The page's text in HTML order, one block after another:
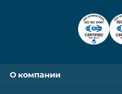
О компании